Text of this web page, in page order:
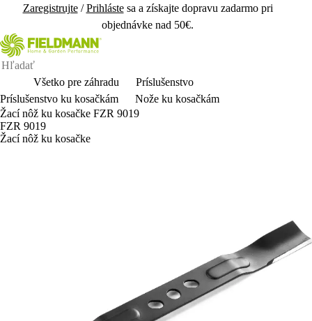
Zaregistrujte/Prihlástesa a získajte dopravu zadarmo pri
objednávke nad 50€.
Všetko pre záhradu
Príslušenstvo
Príslušenstvo ku kosačkám
Nože ku kosačkám
Žací nôž ku kosačke FZR 9019
FZR 9019
Žací nôž ku kosačke